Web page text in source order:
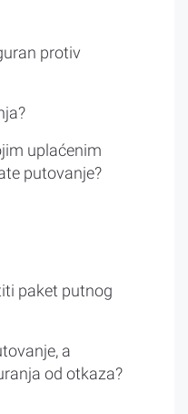
protiv
uplaćenim
putovanje?
paket putnog
a
od otkaza?